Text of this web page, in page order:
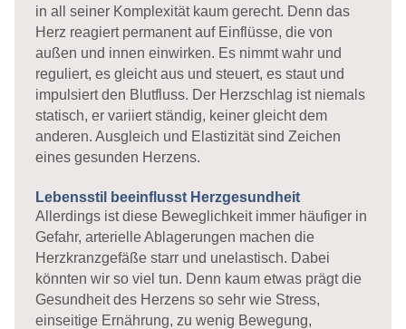
in all seiner Komplexität kaum gerecht. Denn das
Herz reagiert permanent auf Einflüsse, die von
außen und innen einwirken. Es nimmt wahr und
reguliert, es gleicht aus und steuert, es staut und
impulsiert den Blutfluss. Der Herzschlag ist niemals
statisch, er variiert ständig, keiner gleicht dem
anderen. Ausgleich und Elastizität sind Zeichen
eines gesunden Herzens.
Lebensstil beeinflusst Herzgesundheit
Allerdings ist diese Beweglichkeit immer häufiger in
Gefahr, arterielle Ablagerungen machen die
Herzkranzgefäße starr und unelastisch. Dabei
könnten wir so viel tun. Denn kaum etwas prägt die
Gesundheit des Herzens so sehr wie Stress,
einseitige Ernährung, zu wenig Bewegung,